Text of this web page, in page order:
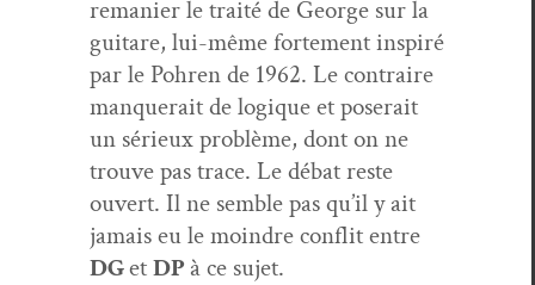
remanier le traité de George sur la
gui­tare, lui-même forte­ment inspiré
par le Pohren de 1962. Le con­traire
man­querait de logique et poserait
un sérieux prob­lème, dont on ne
trou­ve pas trace. Le débat reste
ouvert. Il ne sem­ble pas qu’il y ait
jamais eu le moin­dre con­flit entre
DGetDP à ce sujet.